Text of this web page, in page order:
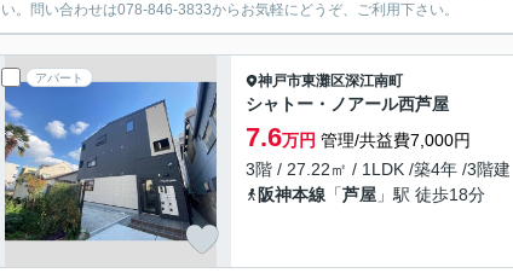
い。問い合わせは078-846-3833からお気軽にどうぞ、ご利用下さい。
アパート 神戸市東灘区深江南町
シャトー・ノアール西芦屋
7.6万円 管理/共益費7,000円
3階 / 27.22㎡ / 1LDK /築4年 /3階建
阪神本線 「芦屋 」駅 徒歩18分